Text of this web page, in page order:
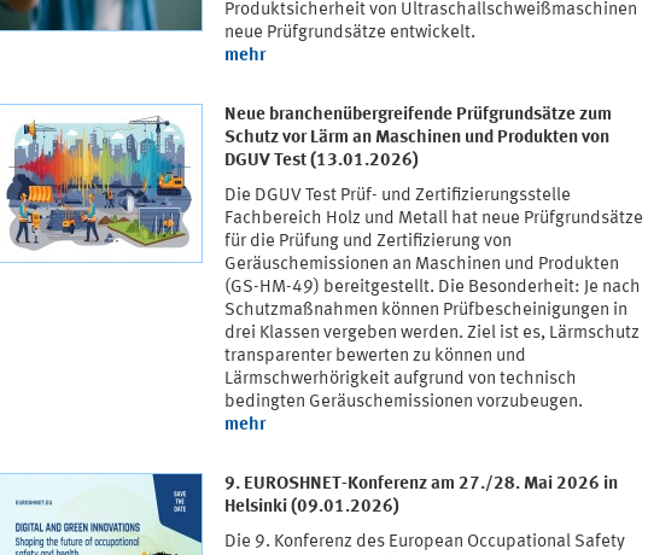
Produktsicherheit von Ultraschallschweißmaschinen
neue Prüfgrundsätze entwickelt.
mehr
Neue branchenübergreifende Prüfgrundsätze zum
Schutz vor Lärm an Maschinen und Produkten von
DGUV Test (13.01.2026)
Die DGUV Test Prüf- und Zertifizierungsstelle
Fachbereich Holz und Metall hat neue Prüfgrundsätze
für die Prüfung und Zertifizierung von
Geräuschemissionen an Maschinen und Produkten
(GS-HM-49) bereitgestellt. Die Besonderheit: Je nach
Schutzmaßnahmen können Prüfbescheinigungen in
drei Klassen vergeben werden. Ziel ist es, Lärmschutz
transparenter bewerten zu können und
Lärmschwerhörigkeit aufgrund von technisch
bedingten Geräuschemissionen vorzubeugen.
mehr
9. EUROSHNET-Konferenz am 27./28. Mai 2026 in
Helsinki (09.01.2026)
Die 9. Konferenz des European Occupational Safety